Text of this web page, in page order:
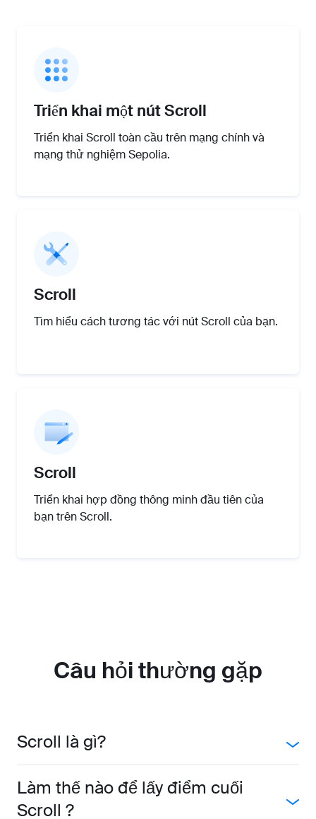
Triển khai một nút Scroll
Triển khai Scroll toàn cầu trên mạng chính và
mạng thử nghiệm Sepolia.
Scroll
Tìm hiểu cách tương tác với nút Scroll của bạn.
Scroll
Triển khai hợp đồng thông minh đầu tiên của
bạn trên Scroll.
Câu hỏi thường gặp
Scroll là gì?
Làm thế nào để lấy điểm cuối
Scroll ?